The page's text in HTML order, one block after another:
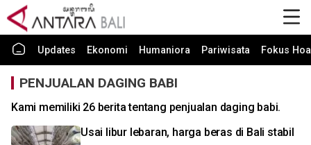
Updates Ekonomi Humaniora Pariwisata Fokus
PENJUALAN DAGING BABI
Kami memiliki 26 berita tentang penjualan daging babi.
Usai libur lebaran, harga beras di Bali stabil